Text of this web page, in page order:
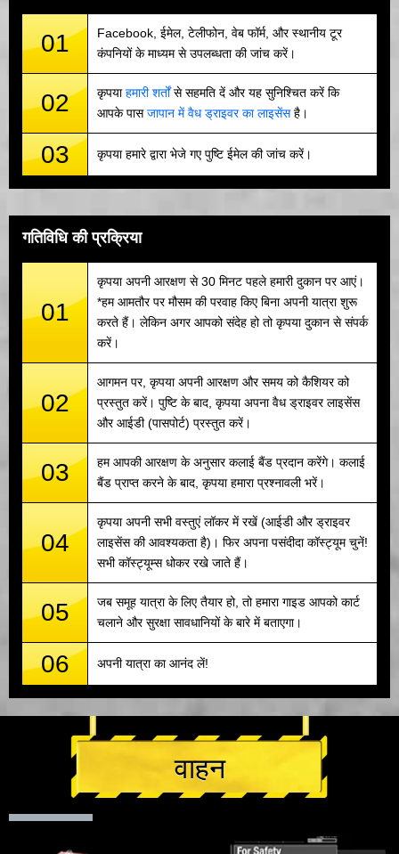
01
Facebook, ईमेल, टेलीफोन, वेब फॉर्म, और स्थानीय टूर
कंपनियों के माध्यम से उपलब्धता की जांच करें।
02 कृपयाहमारी शर्तोंसे सहमति दें और यह सुनिश्चित करें कि
आपके पासजापान में वैध ड्राइवर का लाइसेंसहै।
03 कृपया हमारे द्वारा भेजे गए पुष्टि ईमेल की जांच करें।
गतिविधि की प्रक्रिया
01
कृपया अपनी आरक्षण से 30 मिनट पहले हमारी दुकान पर आएं।
*हम आमतौर पर मौसम की परवाह किए बिना अपनी यात्रा शुरू
करते हैं। लेकिन अगर आपको संदेह हो तो कृपया दुकान से संपर्क
करें।
02
आगमन पर, कृपया अपनी आरक्षण और समय को कैशियर को
प्रस्तुत करें। पुष्टि के बाद, कृपया अपना वैध ड्राइवर लाइसेंस
और आईडी (पासपोर्ट) प्रस्तुत करें।
03
हम आपकी आरक्षण के अनुसार कलाई बैंड प्रदान करेंगे। कलाई
बैंड प्राप्त करने के बाद, कृपया हमारा प्रश्नावली भरें।
04
कृपया अपनी सभी वस्तुएं लॉकर में रखें (आईडी और ड्राइवर
लाइसेंस की आवश्यकता है)। फिर अपना पसंदीदा कॉस्ट्यूम चुनें!
सभी कॉस्ट्यूम्स धोकर रखे जाते हैं।
05
जब समूह यात्रा के लिए तैयार हो, तो हमारा गाइड आपको कार्ट
चलाने और सुरक्षा सावधानियों के बारे में बताएगा।
06 अपनी यात्रा का आनंद लें!
वाहन